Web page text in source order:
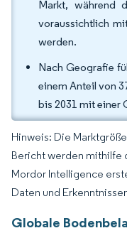
Markt, während
voraussichtlich
werden.
Nach Geografie
einem Anteil von
bis 2031 mit einer
Hinweis: Die
Bericht werden mithilfe
Mordor Intelligence
Daten und
Globale